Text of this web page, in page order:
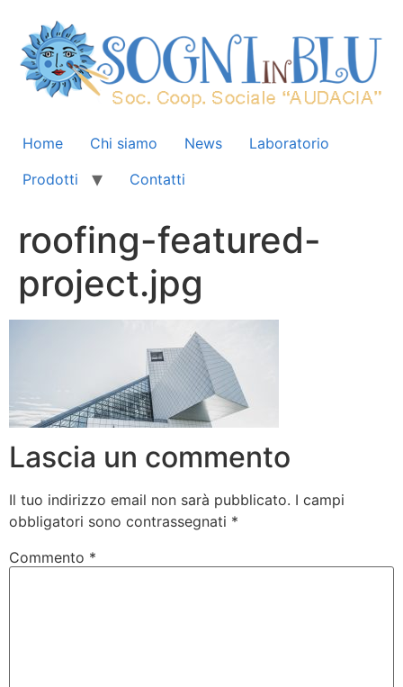
Home Chi siamo News
Laboratorio
Prodotti
Contatti
roofing-featured-
project.jpg
Lascia un commento
Il tuo indirizzo email non sarà pubblicato. I campi
obbligatori sono contrassegnati *
Commento *